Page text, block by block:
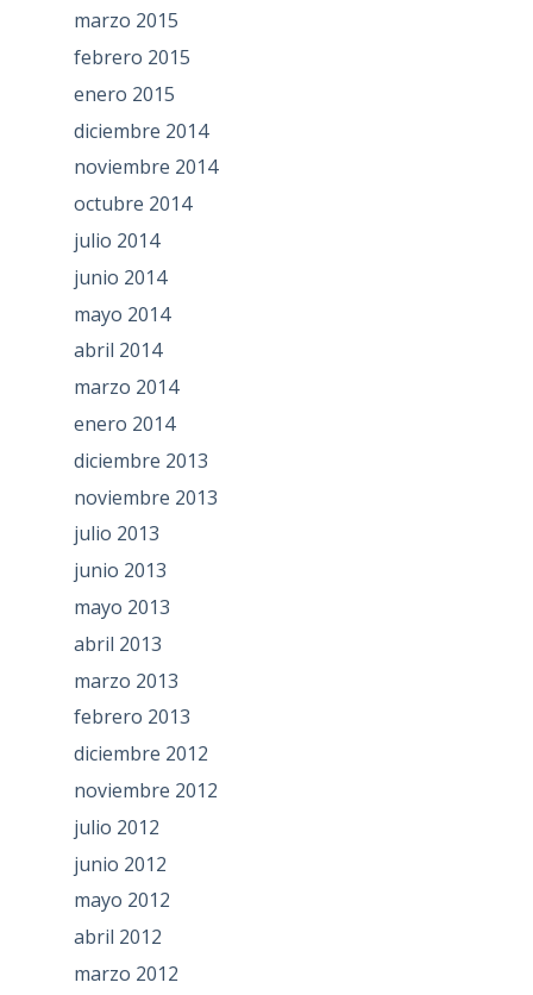
marzo 2015
febrero 2015
enero 2015
diciembre 2014
noviembre 2014
octubre 2014
julio 2014
junio 2014
mayo 2014
abril 2014
marzo 2014
enero 2014
diciembre 2013
noviembre 2013
julio 2013
junio 2013
mayo 2013
abril 2013
marzo 2013
febrero 2013
diciembre 2012
noviembre 2012
julio 2012
junio 2012
mayo 2012
abril 2012
marzo 2012